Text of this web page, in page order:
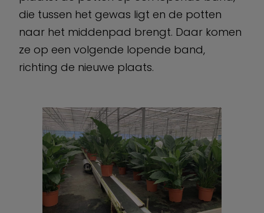
die tussen het gewas ligt en de potten
naar het middenpad brengt. Daar komen
ze op een volgende lopende band,
richting de nieuwe plaats.